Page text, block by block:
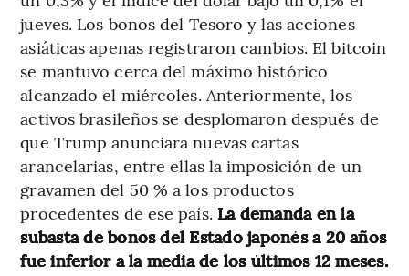
jueves. Los bonos del Tesoro y las acciones
asiáticas apenas registraron cambios. El bitcoin
se mantuvo cerca del máximo histórico
alcanzado el miércoles. Anteriormente, los
activos brasileños se desplomaron después de
que Trump anunciara nuevas cartas
arancelarias, entre ellas la imposición de un
gravamen del 50 % a los productos
procedentes de ese país.La demanda en la
subasta de bonos del Estado japonés a 20 años
fue inferior a la media de los últimos 12 meses.